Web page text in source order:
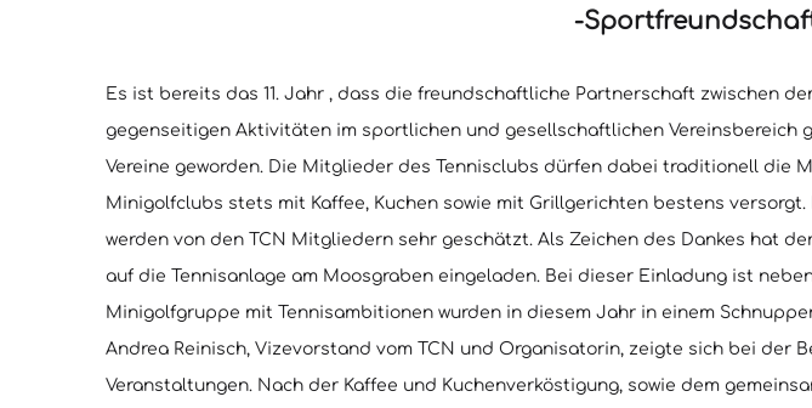
-
Es ist bereits das 11. Jahr , dass die freundschaftliche Partnerschaft zwischen
gegenseitigen Aktivitäten im sportlichen und gesellschaftlichen
Vereine geworden. Die Mitglieder des Tennisclubs dürfen dabei traditionell die
Minigolfclubs stets mit Kaffee, Kuchen sowie mit Grillgerichten bestens
werden von den TCN Mitgliedern sehr geschätzt. Als Zeichen des Dankes hat
auf die Tennisanlage am Moosgraben eingeladen. Bei dieser Einladung ist
Minigolfgruppe mit Tennisambitionen wurden in diesem Jahr in einem
Andrea Reinisch, Vizevorstand vom TCN und Organisatorin, zeigte sich bei
Veranstaltungen. Nach der Kaffee und Kuchenverköstigung, sowie dem